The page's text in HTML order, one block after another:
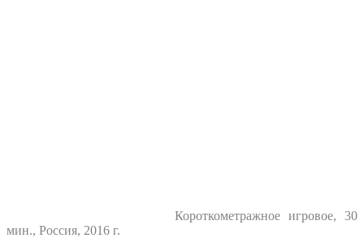
Короткометражное игровое, 30
мин., Россия, 2016 г.